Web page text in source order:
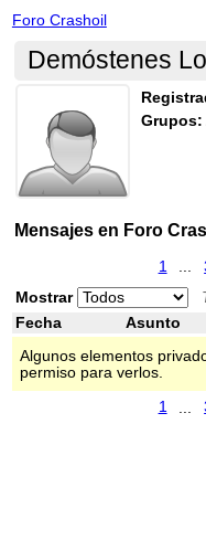
Foro Crashoil
Demóstenes
Grupos:
Mensajes en Foro
1
Mostrar
Fecha
Asunto
Algunos elementos
permiso para verlos.
1